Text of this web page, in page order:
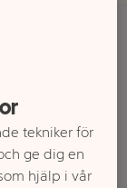
tekniker för
ge dig en
hjälp i vår